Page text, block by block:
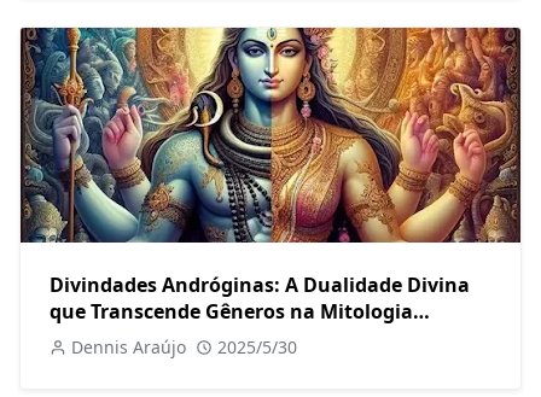
Divindades Andróginas: A Dualidade Divina
que Transcende Gêneros na Mitologia
Mundial
Dennis Araújo 2025/5/30